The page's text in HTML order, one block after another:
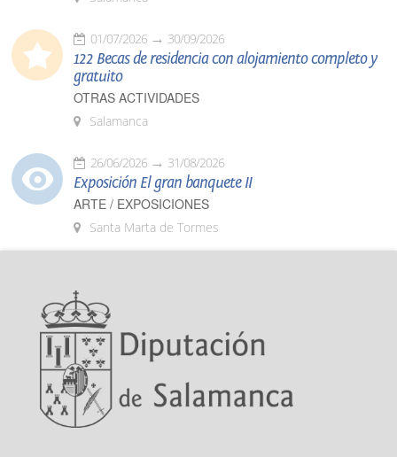
01/07/2026 30/09/2026
122 Becas de residencia con alojamiento completo y
gratuito
OTRAS ACTIVIDADES
Salamanca
26/06/2026 31/08/2026
Exposición El gran banquete II
ARTE / EXPOSICIONES
Santa Marta de Tormes